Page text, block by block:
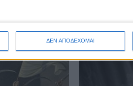
ΔΕΝ ΑΠΟΔΕΧΟΜΑΙ